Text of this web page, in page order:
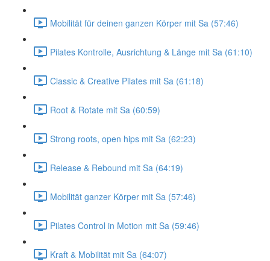
Mobilität für deinen ganzen Körper mit Sa (57:46)
Pilates Kontrolle, Ausrichtung & Länge mit Sa (61:10)
Classic & Creative Pilates mit Sa (61:18)
Root & Rotate mit Sa (60:59)
Strong roots, open hips mit Sa (62:23)
Release & Rebound mit Sa (64:19)
Mobilität ganzer Körper mit Sa (57:46)
Pilates Control in Motion mit Sa (59:46)
Kraft & Mobilität mit Sa (64:07)